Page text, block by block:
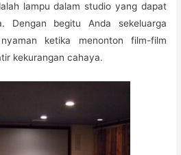
lampu dalam studio yang dapat
Dengan begitu Anda sekeluarga
ketika menonton film-film
kekurangan cahaya.